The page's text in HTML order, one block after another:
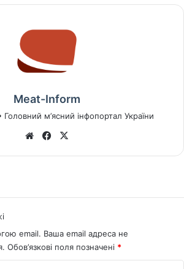
Meat-Inform
м’ясний інфопортал України
We
Fa
email. Ваша email адреса не
Обов’язкові поля позначені *